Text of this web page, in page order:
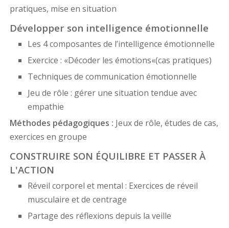
pratiques, mise en situation
Développer son intelligence émotionnelle
Les 4 composantes de l’intelligence émotionnelle
Exercice : «Décoder les émotions«(cas pratiques)
Techniques de communication émotionnelle
Jeu de rôle : gérer une situation tendue avec
empathie
Méthodes pédagogiques : Jeux de rôle, études de cas,
exercices en groupe
CONSTRUIRE SON ÉQUILIBRE ET PASSER À
L'ACTION
Réveil corporel et mental : Exercices de réveil
musculaire et de centrage
Partage des réflexions depuis la veille